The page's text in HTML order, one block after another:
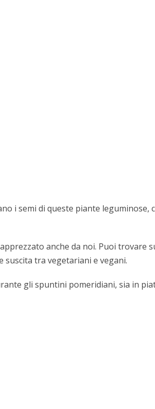
i semi di queste piante leguminose,
anche da noi. Puoi trovare
suscita tra vegetariani e vegani.
gli spuntini pomeridiani, sia in